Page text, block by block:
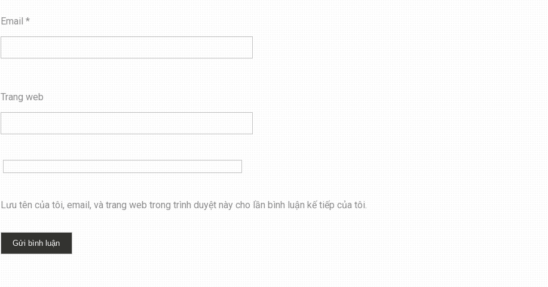
Email *
Trang web
Lưu tên của tôi, email, và trang web trong trình duyệt này cho lần bình luận kế tiếp của tôi.